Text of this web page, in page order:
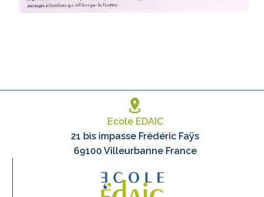
Ecole EDAIC
21 bis impasse Frédéric Faÿs
69100 Villeurbanne France